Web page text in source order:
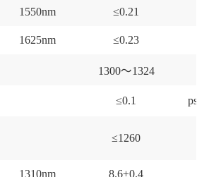
1550nm ≤0.21
1625nm ≤0.23
1300～1324
≤0.1 ps/
≤1260
1310nm 8.6±0.4